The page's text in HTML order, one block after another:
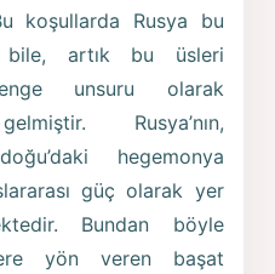
koşullarda Rusya bu
bile, artık bu üsleri
unsuru olarak
Rusya’nın,
hegemonya
güç olarak yer
Bundan böyle
yön veren başat